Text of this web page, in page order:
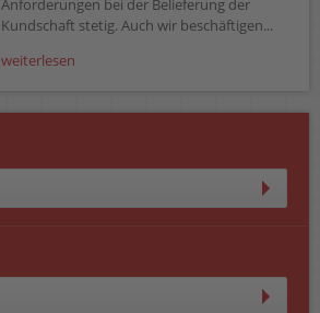
Anforderungen bei der Belieferung der
Kundschaft stetig. Auch wir beschäftigen...
weiterlesen